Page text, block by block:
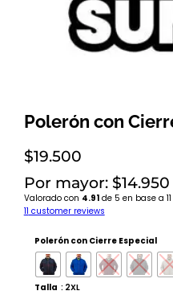
Polerón con
$19.500
Por mayor: $14.950
Valorado con 4.91de 5 en base a 11
11 customer reviews
Polerón con Cierre Especial
Talla : 2XL